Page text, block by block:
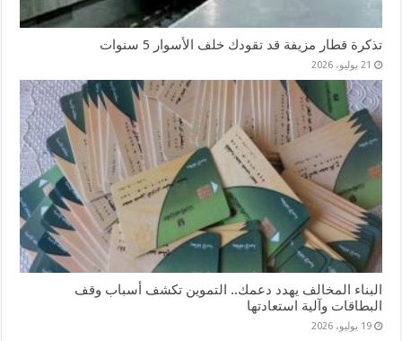
تذكرة قطار مزيفة قد تقودك خلف الأسوار 5 سنوات
21 يوليو، 2026
البناء المخالف يهدد دعمك.. التموين تكشف أسباب وقف
البطاقات وآلية استعادتها
19 يوليو، 2026